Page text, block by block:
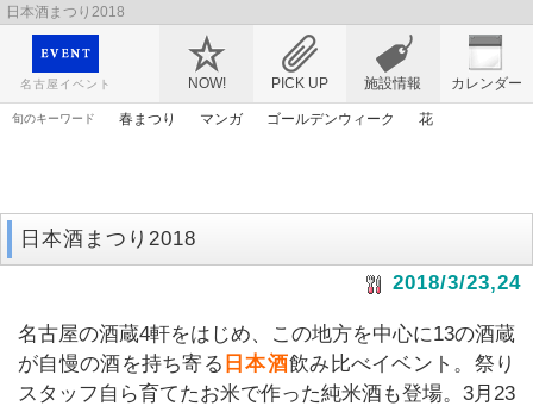
日本酒まつり2018
映画や音楽コンサート、レジャーやアート、テレビ、ショップ、出会い、転職まで名古
屋のイベント情報を幅広く掲載
名古屋イベント NOW! PICK UP カレンダー
施設情報
旬のキーワード 春まつり マンガ ゴールデンウィーク
花
日本酒まつり2018
2018/3/23,24
名古屋の酒蔵4軒をはじめ、この地方を中心に13の酒蔵
が自慢の酒を持ち寄る 日本酒飲み比べイベント。祭り
スタッフ自ら育てたお米で作った純米酒も登場。3月23